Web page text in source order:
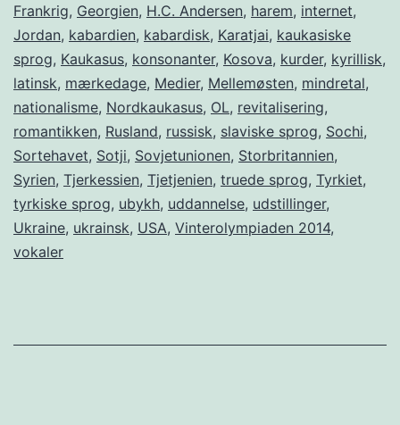
Frankrig, Georgien, H.C. Andersen, harem, internet,
Jordan, kabardien, kabardisk, Karatjai, kaukasiske
sprog, Kaukasus, konsonanter, Kosova, kurder, kyrillisk,
latinsk, mærkedage, Medier, Mellemøsten, mindretal,
nationalisme, Nordkaukasus, OL, revitalisering,
romantikken, Rusland, russisk, slaviske sprog, Sochi,
Sortehavet, Sotji, Sovjetunionen, Storbritannien,
Syrien, Tjerkessien, Tjetjenien, truede sprog, Tyrkiet,
tyrkiske sprog, ubykh, uddannelse, udstillinger,
Ukraine, ukrainsk, USA, Vinterolympiaden 2014,
vokaler